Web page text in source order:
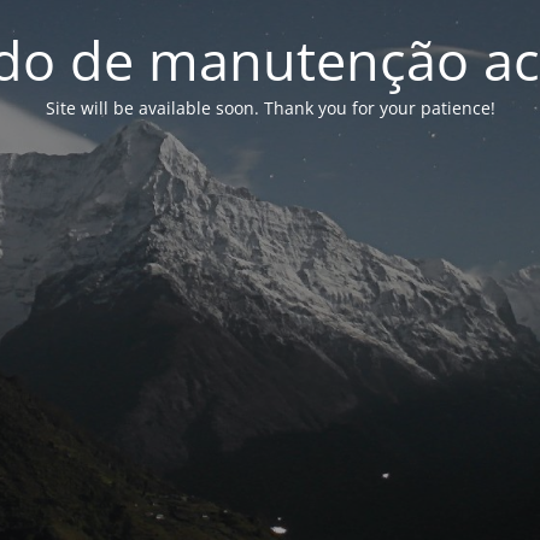
de manutenção
Site will be available soon. Thank you for your patience!